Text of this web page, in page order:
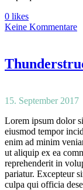
0 likes
Keine Kommentare
15. September 2017
Lorem ipsum dolor
eiusmod tempor
enim ad minim
ut aliquip ex ea
reprehenderit in
pariatur. Excepteur
culpa qui officia